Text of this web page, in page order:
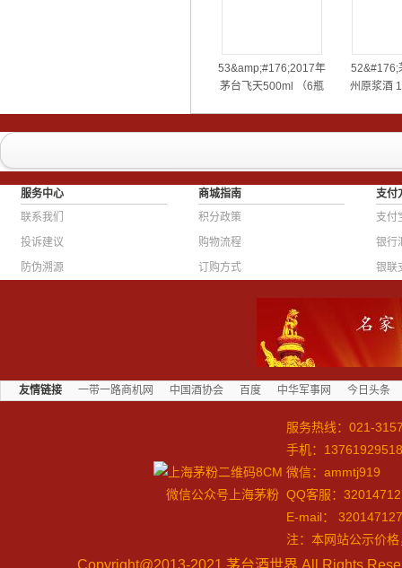
53&amp;#176;2017年
茅台飞天500ml （6瓶
52&#176;
州原浆酒
服务中心
联系我们
投诉建议
防伪溯源
商城指南
积分政策
购物流程
订购方式
支付
支付
银行
银联
友情链接 一带一路商机网 中国酒协会 百度 中华军事网 今日头条
微信公众号上海茅粉
服务热线： 021-
手机：13761929518
微信：ammtj919
QQ客服：
E-mail：
注：本网站公示价
Copyright@2013-2021 茅台酒世界 All Rights